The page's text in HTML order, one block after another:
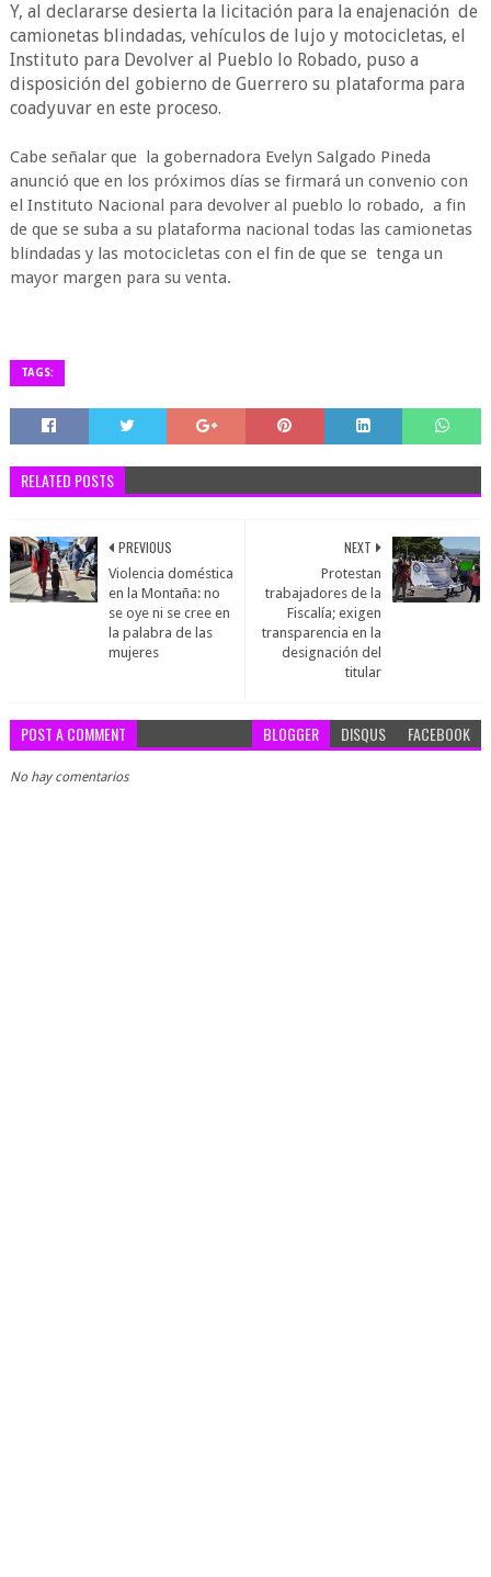
Y, al declararse desierta la licitación para la enajenación de
camionetas blindadas, vehículos de lujo y motocicletas, el
Instituto para Devolver al Pueblo lo Robado, puso a
disposición del gobierno de Guerrero su plataforma para
coadyuvar en este proceso.
Cabe señalar que la gobernadora Evelyn Salgado Pineda
anunció que en los próximos días se firmará un convenio con
el Instituto Nacional para devolver al pueblo lo robado, a fin
de que se suba a su plataforma nacional todas las camionetas
blindadas y las motocicletas con el fin de que se tenga un
mayor margen para su venta.
TAGS:
RELATED POSTS
NEXT
Protestan
trabajadores de la
Fiscalía; exigen
transparencia en la
designación del
titular
PREVIOUS
Violencia doméstica
en la Montaña: no
se oye ni se cree en
la palabra de las
mujeres
POST A COMMENT BLOGGER DISQUS FACEBOOK
No hay comentarios